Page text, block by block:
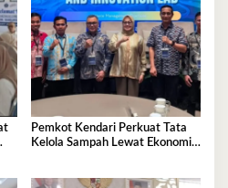
Pemkot Kendari Perkuat Tata
Kelola Sampah Lewat Ekonomi